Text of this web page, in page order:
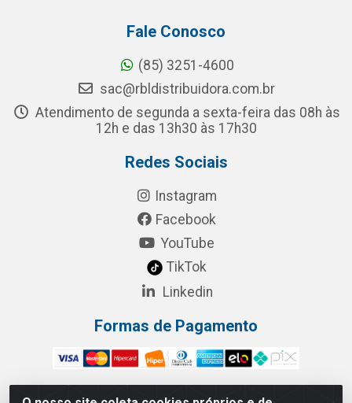
Fale Conosco
(85) 3251-4600
sac@rbldistribuidora.com.br
Atendimento de segunda a sexta-feira das 08h às
12h e das 13h30 às 17h30
Redes Sociais
Instagram
Facebook
YouTube
TikTok
Linkedin
Formas de Pagamento